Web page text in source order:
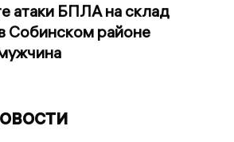
атаки БПЛА на склад
Собинском районе